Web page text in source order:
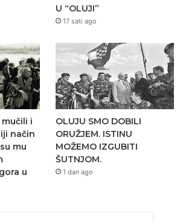
U “OLUJI”
17 sati ago
mučili i
način
mu
u
OLUJU SMO DOBILI
ORUŽJEM. ISTINU
MOŽEMO IZGUBITI
ŠUTNJOM.
1 dan ago